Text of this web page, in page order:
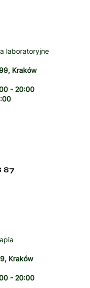
laboratoryjne
Kraków
- 20:00
87
Kraków
- 20:00